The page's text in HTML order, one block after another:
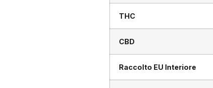
THC
CBD
Raccolto EU Interiore